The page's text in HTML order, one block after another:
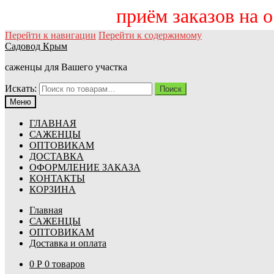
приём заказов на
Перейти к навигации Перейти к содержимому
Садовод Крым
саженцы для Вашего участка
Искать:
Поиск
Меню
ГЛАВНАЯ
САЖЕНЦЫ
ОПТОВИКАМ
ДОСТАВКА
ОФОРМЛЕНИЕ ЗАКАЗА
КОНТАКТЫ
КОРЗИНА
Главная
САЖЕНЦЫ
ОПТОВИКАМ
Доставка и оплата
0 Р 0 товаров